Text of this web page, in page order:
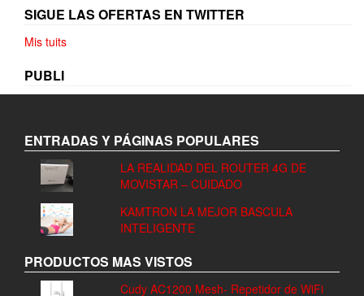
SIGUE LAS OFERTAS EN TWITTER
Mis tuits
PUBLI
ENTRADAS Y PÁGINAS POPULARES
LA REALIDAD DEL ROUTER 4G DE
MOVISTAR – CUIDADO
KAMTRON LA MEJOR BASCULA
INTELIGENTE
PRODUCTOS MAS VISTOS
Cudy AC1200 Mesh- Repetidor de WiFi